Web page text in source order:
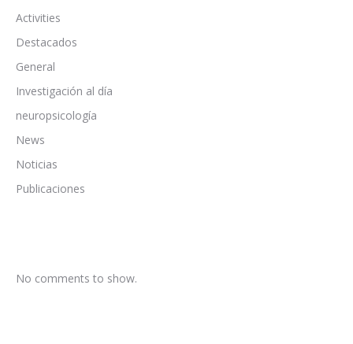
Activities
Destacados
General
Investigación al día
neuropsicología
News
Noticias
Publicaciones
No comments to show.